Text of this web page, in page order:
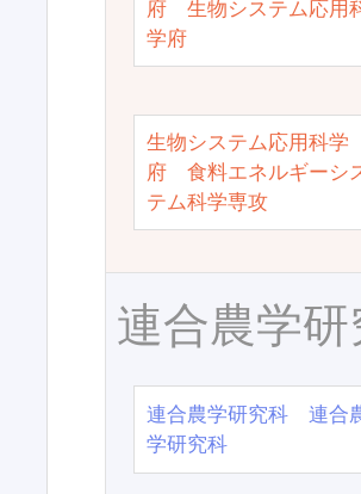
府 生物システム応用
学府
生物システム応用科学
府 食料エネルギーシ
テム科学専攻
連合農学研
連合農学研究科 連合
学研究科